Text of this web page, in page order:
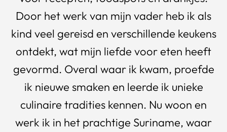
Door het werk van mijn vader heb ik als
kind veel gereisd en verschillende keukens
ontdekt, wat mijn liefde voor eten heeft
gevormd. Overal waar ik kwam, proefde
ik nieuwe smaken en leerde ik unieke
culinaire tradities kennen. Nu woon en
werk ik in het prachtige Suriname, waar